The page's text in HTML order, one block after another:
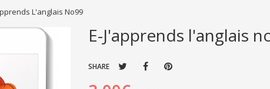
L'anglais No99
E-J'apprends l'anglais
SHARE